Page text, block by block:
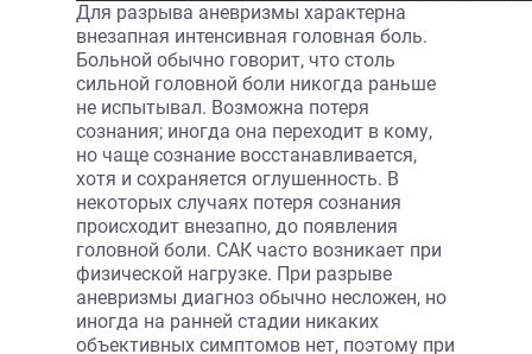
Для разрыва аневризмы характерна
внезапная интенсивная головная боль.
Больной обычно говорит, что столь
сильной головной боли никогда раньше
не испытывал. Возможна потеря
сознания; иногда она переходит в кому,
но чаще сознание восстанавливается,
хотя и сохраняется оглушенность. В
некоторых случаях потеря сознания
происходит внезапно, до появления
головной боли. САК часто возникает при
физической нагрузке. При разрыве
аневризмы диагноз обычно несложен, но
иногда на ранней стадии никаких
объективных симптомов нет, поэтому при